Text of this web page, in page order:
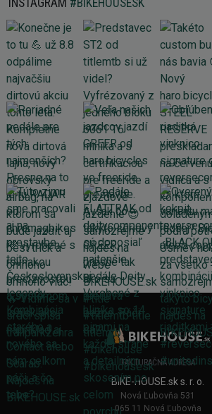
INSTAGRAM #BIKEHOUSESK
FAKTURAČNÁ ADRESA
BIKE-HOUSE.sk s. r. o.
Nová Ľubovňa 531
065 11 Nová Ľubovňa